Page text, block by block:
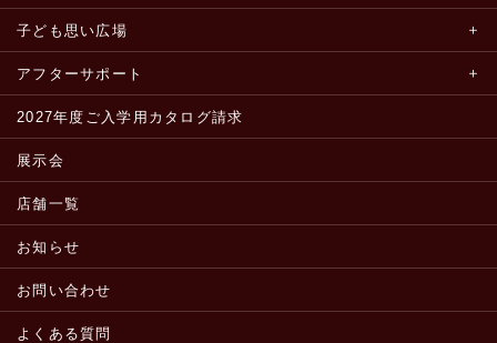
子ども思い広場
アフターサポート
2027年度ご入学用カタログ請求
展示会
店舗一覧
お知らせ
お問い合わせ
よくある質問